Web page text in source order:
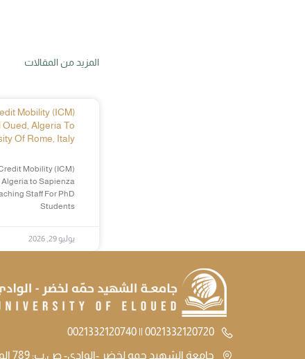
المزيد من المقالات
Mobility (ICM)
Algeria To
Of Rome, Italy
Mobility (ICM)
to Sapienza
Staff For PhD
Students
يوليو 29, 2026
0021332120720 || 0021332120740
جامعة الشهيد حمه لخضر -الوادي- ص.ب: 789 الوادي الجزائر